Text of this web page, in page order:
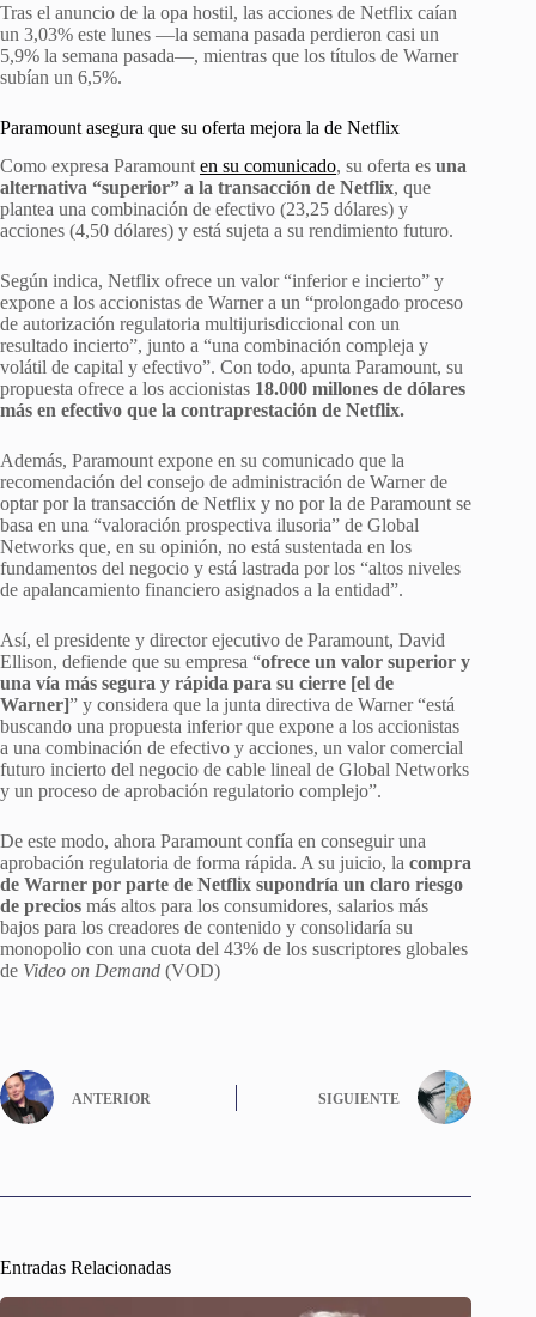
Tras el anuncio de la opa hostil, las acciones de Netflix caían
un 3,03% este lunes —la semana pasada perdieron casi un
5,9% la semana pasada—, mientras que los títulos de Warner
subían un 6,5%.
Paramount asegura que su oferta mejora la de Netflix
Como expresa Paramounten su comunicado, su oferta es una
alternativa “superior” a la transacción de Netflix, que
plantea una combinación de efectivo (23,25 dólares) y
acciones (4,50 dólares) y está sujeta a su rendimiento futuro.
Según indica, Netflix ofrece un valor “inferior e incierto” y
expone a los accionistas de Warner a un “prolongado proceso
de autorización regulatoria multijurisdiccional con un
resultado incierto”, junto a “una combinación compleja y
volátil de capital y efectivo”. Con todo, apunta Paramount, su
propuesta ofrece a los accionistas 18.000 millones de dólares
más en efectivo que la contraprestación de Netflix.
Además, Paramount expone en su comunicado que la
recomendación del consejo de administración de Warner de
optar por la transacción de Netflix y no por la de Paramount se
basa en una “valoración prospectiva ilusoria” de Global
Networks que, en su opinión, no está sustentada en los
fundamentos del negocio y está lastrada por los “altos niveles
de apalancamiento financiero asignados a la entidad”.
Así, el presidente y director ejecutivo de Paramount, David
Ellison, defiende que su empresa “ofrece un valor superior y
una vía más segura y rápida para su cierre [el de
Warner]” y considera que la junta directiva de Warner “está
buscando una propuesta inferior que expone a los accionistas
a una combinación de efectivo y acciones, un valor comercial
futuro incierto del negocio de cable lineal de Global Networks
y un proceso de aprobación regulatorio complejo”.
De este modo, ahora Paramount confía en conseguir una
aprobación regulatoria de forma rápida. A su juicio, la compra
de Warner por parte de Netflix supondría un claro riesgo
de precios más altos para los consumidores, salarios más
bajos para los creadores de contenido y consolidaría su
monopolio con una cuota del 43% de los suscriptores globales
de Video on Demand (VOD)
ANTERIOR SIGUIENTE
Entradas Relacionadas